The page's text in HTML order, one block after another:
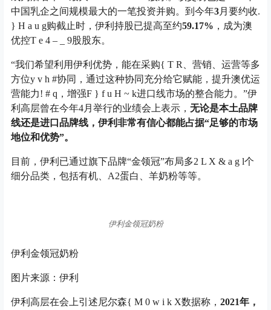
中国乳企之间规模最大的一笔投资并购。到今年3月要约收.
} H a u g购截止时，伊利持股已提高至约59.17% ，成为澳
优控T e 4 – _ 9股股东。
“我们希望利用伊利优势，能在采购{ T R
、营销、运营等多
方位y v h #协同，通过这种协同充分给它赋能，提升澳优运
营能力! # q ，增强F } f u H ~ k进口线市场的整合能力。 ”伊
利高层曾在今年4月举行的业绩会上表示， 无论是本土品牌
线还是进口品牌线，伊利非常有信心都能占据“足够的市场
地位和优势”。
目前，伊利已通过旗下品牌“金领冠”布局多2 L X & a g l个
细分品类，包括有机、 A2蛋白、羊奶粉等等。
伊利金领冠奶粉
伊利金领冠奶粉
图片来源：伊利
伊利高层在会上引述尼尔森{ M 0 w i k X数据称， 2021年，